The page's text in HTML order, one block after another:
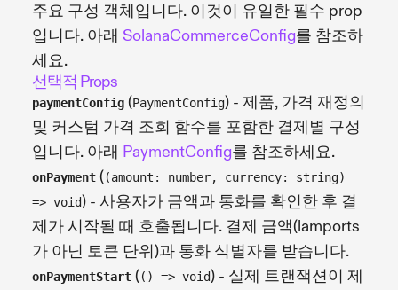
주요 구성 객체입니다. 이것이 유일한 필수 prop
입니다. 아래 SolanaCommerceConfig를 참조하
세요.
선택적 Props
paymentConfig (PaymentConfig) - 제품, 가격 재정의
및 커스텀 가격 조회 함수를 포함한 결제별 구성
입니다. 아래 PaymentConfig를 참조하세요.
onPayment ((amount: number, currency: string)
=> void) - 사용자가 금액과 통화를 확인한 후 결
제가 시작될 때 호출됩니다. 결제 금액(lamports
가 아닌 토큰 단위)과 통화 식별자를 받습니다.
onPaymentStart (() => void) - 실제 트랜잭션이 제